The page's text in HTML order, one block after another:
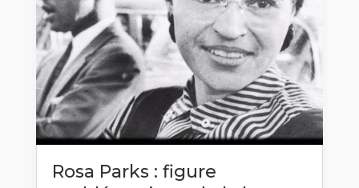
Rosa Parks : figure